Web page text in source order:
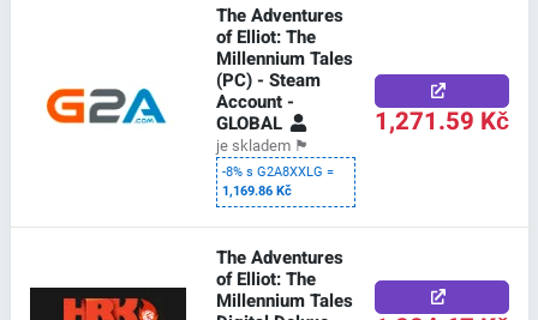
The Adventures
of Elliot: The
Millennium Tales
(PC) - Steam
Account -
GLOBAL
je skladem 🏴
-8% s G2A8XXLG =
1,169.86 Kč
1,271.59 Kč
The Adventures
of Elliot: The
Millennium Tales